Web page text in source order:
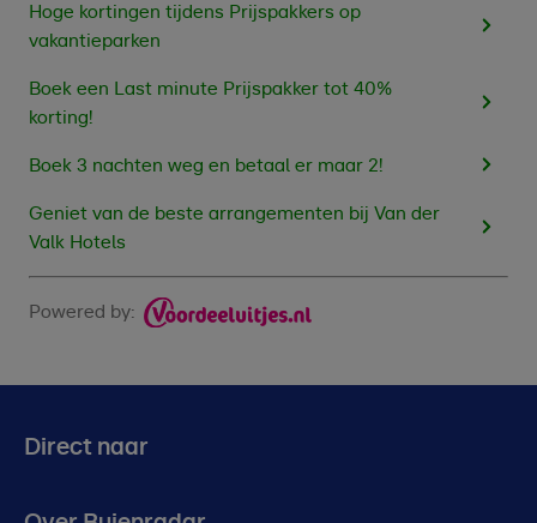
Hoge kortingen tijdens Prijspakkers op
vakantieparken
Boek een Last minute Prijspakker tot 40%
korting!
Boek 3 nachten weg en betaal er maar 2!
Geniet van de beste arrangementen bij Van der
Valk Hotels
Powered by:
Direct naar